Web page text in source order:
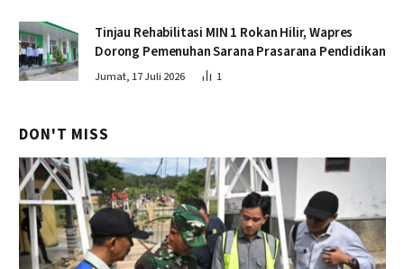
Tinjau Rehabilitasi MIN 1 Rokan Hilir, Wapres
Dorong Pemenuhan Sarana Prasarana Pendidikan
Jumat, 17 Juli 2026 1
DON'T MISS